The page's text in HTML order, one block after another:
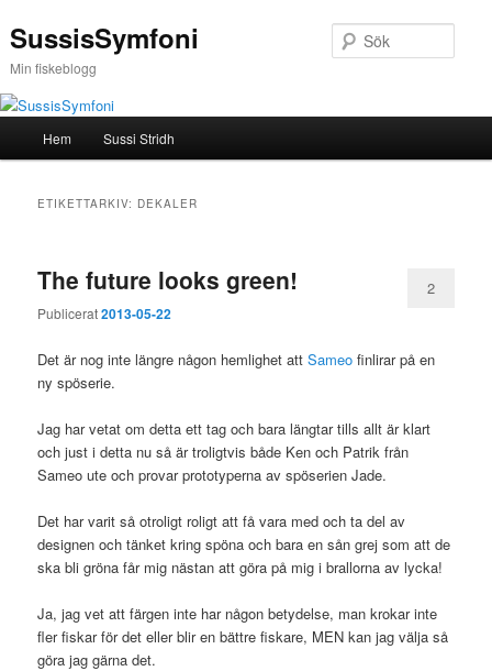
till
innehåll
till
innehåll
SussisSymfoni
Min fiskeblogg
Hem Sussi Stridh
ETIKETTARKIV: DEKALER
The future looks green!
Publicerat2013-05-22
2
Det är nog inte längre någon hemlighet attSameo finlirar på en
ny spöserie.
Jag har vetat om detta ett tag och bara längtar tills allt är klart
och just i detta nu så är troligtvis både Ken och Patrik från
Sameo ute och provar prototyperna av spöserien Jade.
Det har varit så otroligt roligt att få vara med och ta del av
designen och tänket kring spöna och bara en sån grej som att de
ska bli gröna får mig nästan att göra på mig i brallorna av lycka!
Ja, jag vet att färgen inte har någon betydelse, man krokar inte
fler fiskar för det eller blir en bättre fiskare, MEN kan jag välja så
göra jag gärna det.